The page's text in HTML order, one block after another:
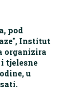
pod
Institut
organizira
tjelesne
u